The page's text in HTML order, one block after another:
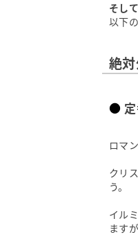
そし
以下
絶
ロマ
クリ
う。
イル
ます